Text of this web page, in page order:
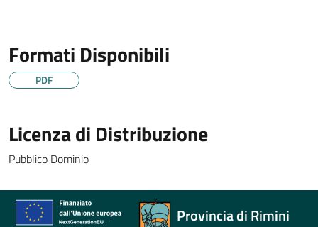
Formati Disponibili
PDF
Licenza di Distribuzione
Pubblico Dominio
Provincia di Rimini